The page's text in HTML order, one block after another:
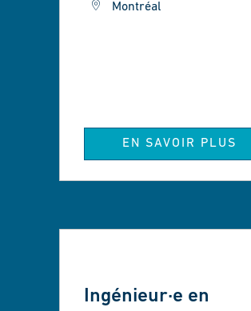
Montréal
EN SAVOIR PLUS
Ingénieur·e en